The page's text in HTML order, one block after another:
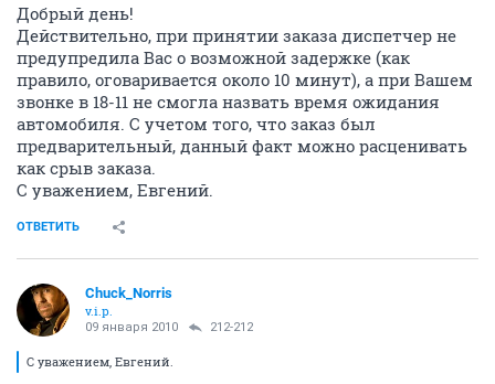
Добрый день!
Действительно, при принятии заказа диспетчер не
предупредила Вас о возможной задержке (как
правило, оговаривается около 10 минут), а при Вашем
звонке в 18-11 не смогла назвать время ожидания
автомобиля. С учетом того, что заказ был
предварительный, данный факт можно расценивать
как срыв заказа.
С уважением, Евгений.
ОТВЕТИТЬ
Chuck_Norris
v.i.p.
09 января 2010 212-212
С уважением, Евгений.